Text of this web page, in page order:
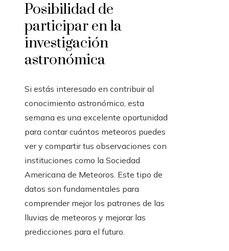
Posibilidad de
participar en la
investigación
astronómica
Si estás interesado en contribuir al
conocimiento astronómico, esta
semana es una excelente oportunidad
para contar cuántos meteoros puedes
ver y compartir tus observaciones con
instituciones como la Sociedad
Americana de Meteoros. Este tipo de
datos son fundamentales para
comprender mejor los patrones de las
lluvias de meteoros y mejorar las
predicciones para el futuro.